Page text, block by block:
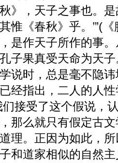
》，天子之事也。
惟《春秋》乎。’”(
是作天子所作的事
子果真受天命为天
说时，总是毫不隐
经指出，二人的人性
们接受了这个假说，
那么就只有假定古
理。正因为如此，
和道家相似的自然